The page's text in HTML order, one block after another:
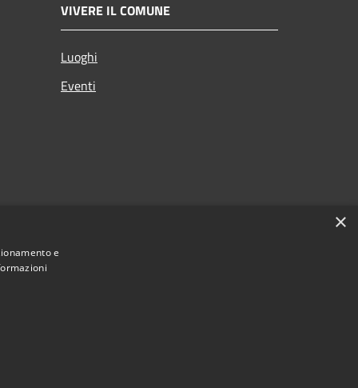
VIVERE IL COMUNE
Luoghi
Eventi
×
e